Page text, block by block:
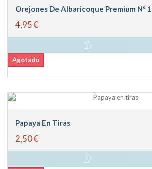
Orejones De Albaricoque Premium Nº 1
4,95 €
Agotado
Papaya En Tiras
2,50 €